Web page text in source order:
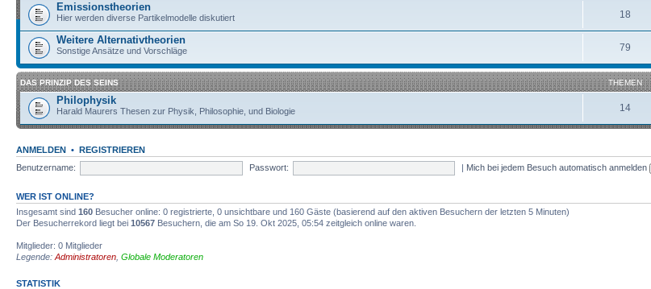
Emissionstheorien
Hier werden diverse Partikelmodelle diskutiert 18
Weitere Alternativtheorien
Sonstige Ansätze und Vorschläge 79
DAS PRINZIP DES SEINS THEMEN
Philophysik
Harald Maurers Thesen zur Physik, Philosophie, und Biologie 14
ANMELDEN • REGISTRIEREN
Benutzername:
Passwort: | Mich bei jedem Besuch automatisch anmelden
WER IST ONLINE?
Insgesamt sind 160 Besucher online: 0 registrierte, 0 unsichtbare und 160 Gäste (basierend auf den aktiven Besuchern der letzten 5 Minuten)
Der Besucherrekord liegt bei 10567 Besuchern, die am So 19. Okt 2025, 05:54 zeitgleich online waren.
Mitglieder: 0 Mitglieder
Legende: Administratoren Globale Moderatoren
STATISTIK